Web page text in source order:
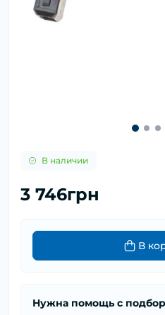
В наличии
3 746грн
В
Нужна помощь с